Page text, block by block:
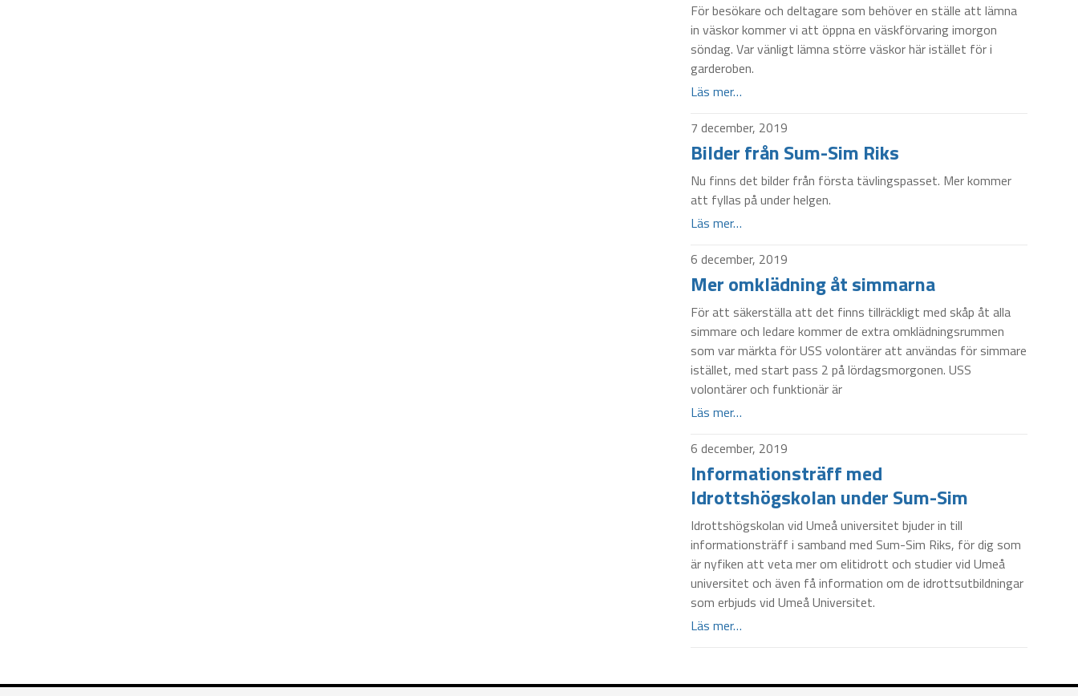
För besökare och deltagare som behöver en ställe att lämna
in väskor kommer vi att öppna en väskförvaring imorgon
söndag. Var vänligt lämna större väskor här istället för i
garderoben.
Läs mer…
7 december, 2019
Bilder från Sum-Sim Riks
Nu finns det bilder från första tävlingspasset. Mer kommer
att fyllas på under helgen.
Läs mer…
6 december, 2019
Mer omklädning åt simmarna
För att säkerställa att det finns tillräckligt med skåp åt alla
simmare och ledare kommer de extra omklädningsrummen
som var märkta för USS volontärer att användas för simmare
istället, med start pass 2 på lördagsmorgonen. USS
volontärer och funktionär är
Läs mer…
6 december, 2019
Informationsträff med
Idrottshögskolan under Sum-Sim
Idrottshögskolan vid Umeå universitet bjuder in till
informationsträff i samband med Sum-Sim Riks, för dig som
är nyfiken att veta mer om elitidrott och studier vid Umeå
universitet och även få information om de idrottsutbildningar
som erbjuds vid Umeå Universitet.
Läs mer…